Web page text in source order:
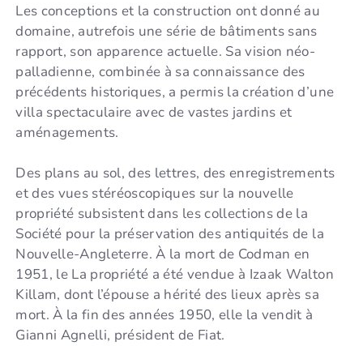
Les conceptions et la construction ont donné au
domaine, autrefois une série de bâtiments sans
rapport, son apparence actuelle. Sa vision néo-
palladienne, combinée à sa connaissance des
précédents historiques, a permis la création d’une
villa spectaculaire avec de vastes jardins et
aménagements.
Des plans au sol, des lettres, des enregistrements
et des vues stéréoscopiques sur la nouvelle
propriété subsistent dans les collections de la
Société pour la préservation des antiquités de la
Nouvelle-Angleterre. À la mort de Codman en
1951, le La propriété a été vendue à Izaak Walton
Killam, dont l’épouse a hérité des lieux après sa
mort. À la fin des années 1950, elle la vendit à
Gianni Agnelli, président de Fiat.